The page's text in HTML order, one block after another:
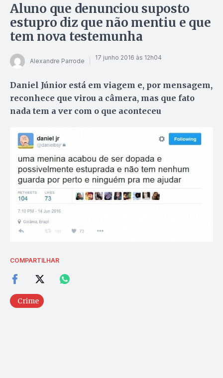
Aluno que denunciou suposto
estupro diz que não mentiu e que
tem nova testemunha
Alexandre Parrode 17 junho 2016 às 12h04
Daniel Júnior está em viagem e, por mensagem,
reconhece que virou a câmera, mas que fato
nada tem a ver com o que aconteceu
COMPARTILHAR
Crime